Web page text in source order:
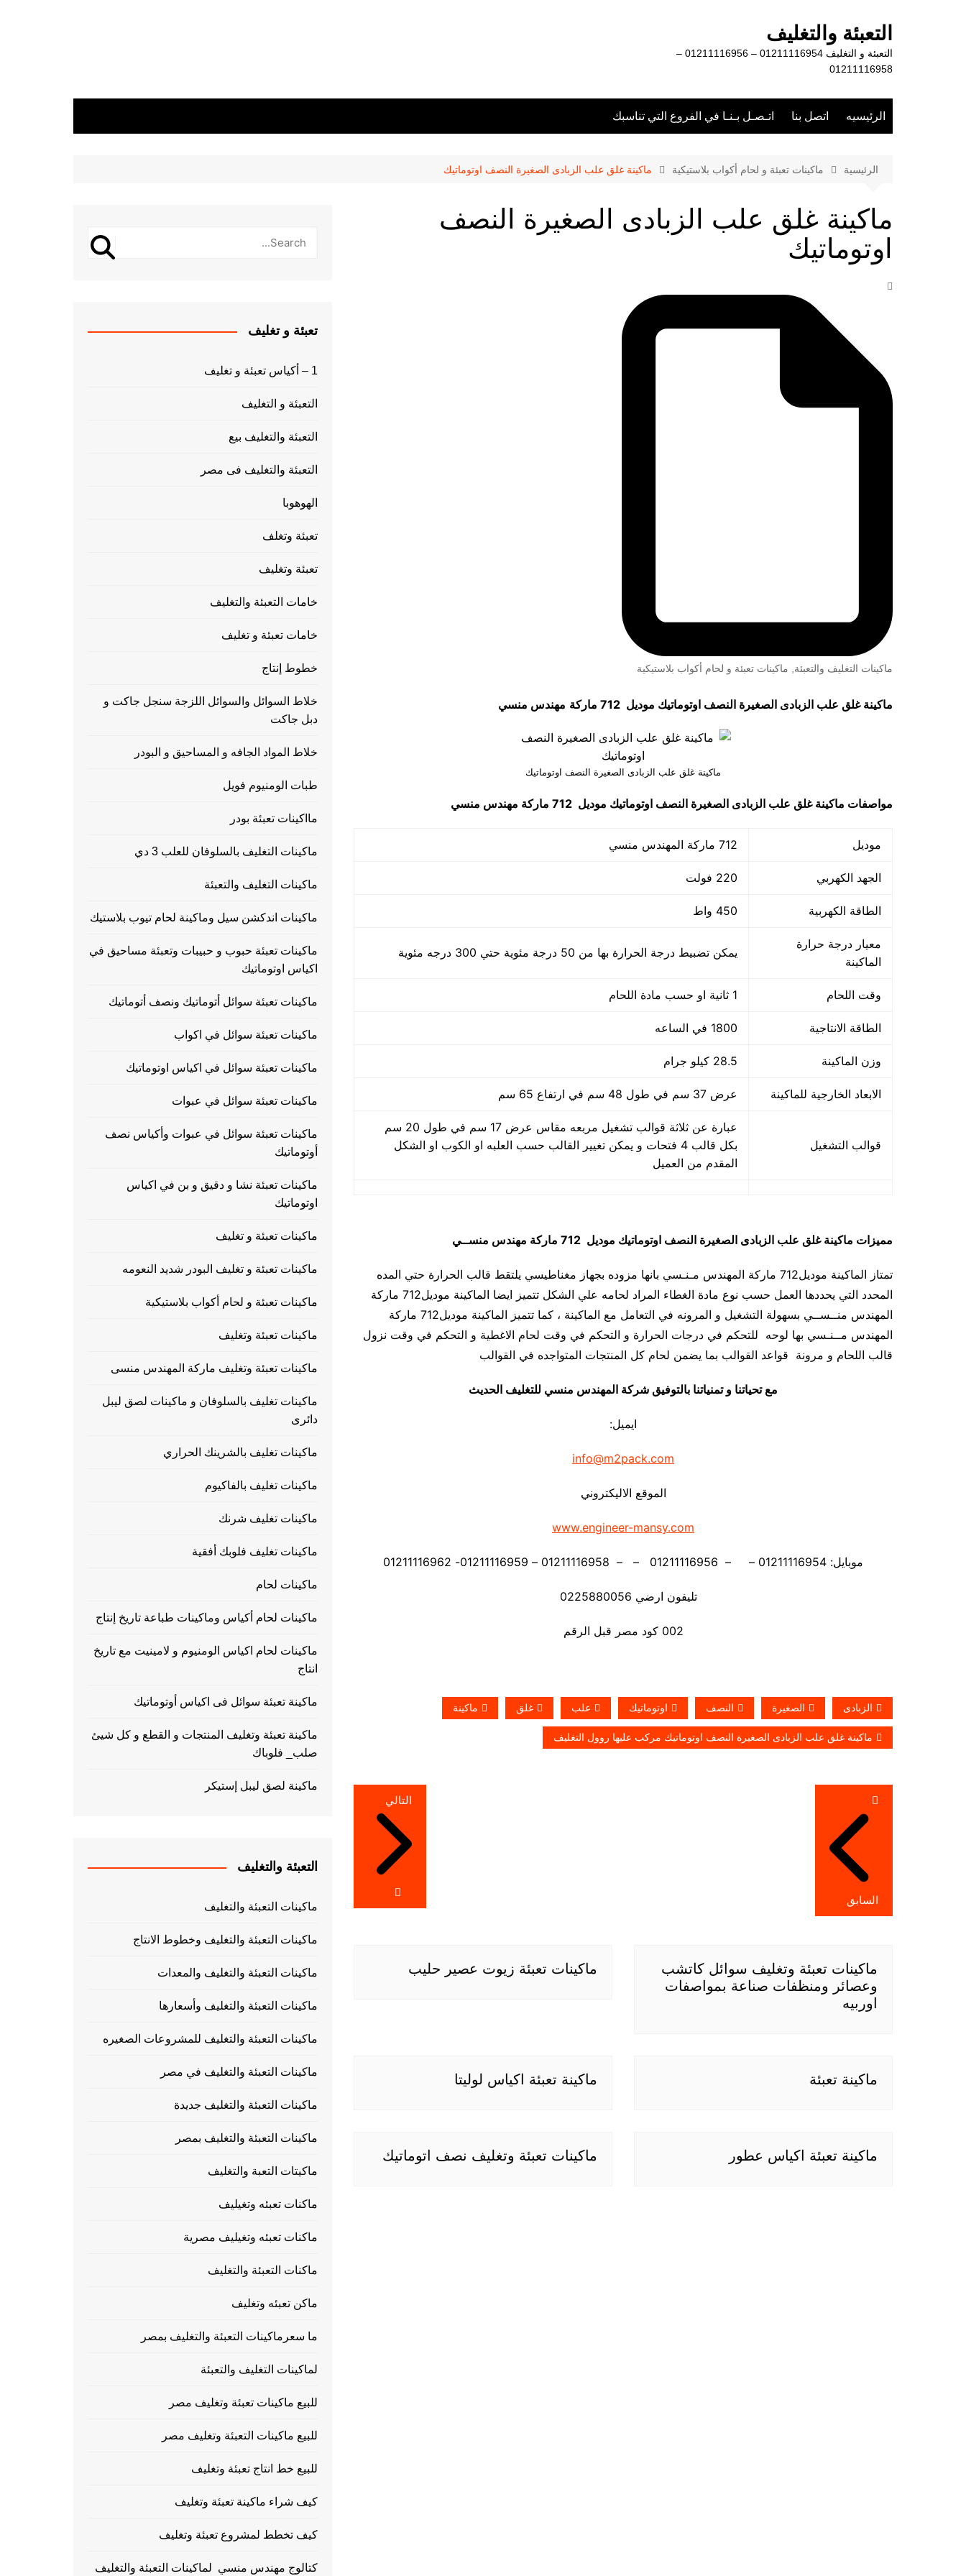
التعبئة والتغليف
التعبئة و التغليف 01211116954 – 01211116956 –
01211116958
الرئيسيه اتصل بنا اتـصـل بـنـا في الفروع التي تناسبك
الرئيسية ماكينات تعبئة و لحام أكواب بلاستيكية ماكينة غلق علب الزبادى الصغيرة النصف اوتوماتيك
ماكينة غلق علب الزبادى الصغيرة النصف
اوتوماتيك
ماكينات التغليف والتعبئة ماكينات تعبئة و لحام أكواب بلاستيكية
ماكينة غلق علب الزبادى الصغيرة النصف اوتوماتيك موديل 712 ماركة مهندس منسي
ماكينة غلق علب الزبادى الصغيرة النصف اوتوماتيك
مواصفات ماكينة غلق علب الزبادى الصغيرة النصف اوتوماتيك موديل 712 ماركة مهندس منسي
موديل 712 ماركة المهندس منسي
الجهد الكهربي 220 فولت
الطاقة الكهربية 450 واط
معيار درجة حرارة
الماكينة
يمكن تضبيط درجة الحرارة بها من 50 درجة مئوية حتي 300 درجه مئوية
وقت اللحام 1 ثانية او حسب مادة اللحام
الطاقة الانتاجية 1800 في الساعه
وزن الماكينة 28.5 كيلو جرام
الابعاد الخارجية للماكينة عرض 37 سم في طول 48 سم في ارتفاع 65 سم
قوالب التشغيل
عبارة عن ثلاثة قوالب تشغيل مربعه مقاس عرض 17 سم في طول 20 سم
بكل قالب 4 فتحات و يمكن تغيير القالب حسب العلبه او الكوب او الشكل
المقدم من العميل
مميزات ماكينة غلق علب الزبادى الصغيرة النصف اوتوماتيك موديل 712 ماركة مهندس منســي
تمتاز الماكينة موديل712 ماركة المهندس مـنـسي بانها مزوده بجهاز مغناطيسي يلتقط قالب الحرارة حتي المده
المحدد التي يحددها العمل حسب نوع مادة الغطاء المراد لحامه علي الشكل تتميز ايضا الماكينة موديل712 ماركة
المهندس منــســي بسهولة التشغيل و المرونه في التعامل مع الماكينة ، كما تتميز الماكينة موديل712 ماركة
المهندس مــنـسي بها لوحه للتحكم في درجات الحرارة و التحكم في وقت لحام الاغطية و التحكم في وقت نزول
قالب اللحام و مرونة قواعد القوالب بما يضمن لحام كل المنتجات المتواجده في القوالب
مع تحياتنا و تمنياتنا بالتوفيق شركة المهندس منسي للتغليف الحديث
ايميل:
info@m2pack.com
الموقع الاليكتروني
www.engineer-mansy.com
موبايل: 01211116954 – – 01211116956 – – 01211116958 – 01211116959- 01211116962
تليفون ارضي 0225880056
002 كود مصر قبل الرقم
الزبادى الصغيرة النصف اوتوماتيك علب غلق ماكينة
ماكينة غلق علب الزبادى الصغيرة النصف اوتوماتيك مركب عليها روول التغليف
تصفّح
المقالات
السابق
التالي
ماكينات تعبئة وتغليف سوائل كاتشب
وعصائر ومنظفات صناعة بمواصفات
اوربيه
ماكينات تعبئة زيوت عصير حليب
ماكينة تعبئة ماكينة تعبئة اكياس لوليتا
ماكينة تعبئة اكياس عطور ماكينات تعبئة وتغليف نصف اتوماتيك
تعبئة و تغليف
1 – أكياس تعبئة و تغليف
التعبئة و التغليف
التعبئة والتغليف بيع
التعبئة والتغليف فى مصر
الهوهوبا
تعبئة وتغلف
تعبئة وتغليف
خامات التعبئة والتغليف
خامات تعبئة و تغليف
خطوط إنتاج
خلاط السوائل والسوائل اللزجة سنجل جاكت و
دبل جاكت
خلاط المواد الجافه و المساحيق و البودر
طبات الومنيوم فويل
مااكينات تعبئة بودر
ماكينات التغليف بالسلوفان للعلب 3 دي
ماكينات التغليف والتعبئة
ماكينات اندكشن سيل وماكينة لحام تيوب بلاستيك
ماكينات تعبئة حبوب و حبيبات وتعبئة مساحيق في
اكياس اوتوماتيك
ماكينات تعبئة سوائل أتوماتيك ونصف أتوماتيك
ماكينات تعبئة سوائل في اكواب
ماكينات تعبئة سوائل في اكياس اوتوماتيك
ماكينات تعبئة سوائل في عبوات
ماكينات تعبئة سوائل في عبوات وأكياس نصف
أوتوماتيك
ماكينات تعبئة نشا و دقيق و بن في اكياس
اوتوماتيك
ماكينات تعبئة و تغليف
ماكينات تعبئة و تغليف البودر شديد النعومه
ماكينات تعبئة و لحام أكواب بلاستيكية
ماكينات تعبئة وتغليف
ماكينات تعبئة وتغليف ماركة المهندس منسى
ماكينات تغليف بالسلوفان و ماكينات لصق ليبل
دائرى
ماكينات تغليف بالشرينك الحراري
ماكينات تغليف بالفاكيوم
ماكينات تغليف شرنك
ماكينات تغليف فلوبك أفقية
ماكينات لحام
ماكينات لحام أكياس وماكينات طباعة تاريخ إنتاج
ماكينات لحام اكياس الومنيوم و لامينيت مع تاريخ
انتاج
ماكينة تعبئة سوائل فى اكياس أوتوماتيك
ماكينة تعبئة وتغليف المنتجات و القطع و كل شيئ
صلب_ فلوباك
ماكينة لصق ليبل إستيكر
التعبئة والتغليف
ماكينات التعبئة والتغليف
ماكينات التعبئة والتغليف وخطوط الانتاج
ماكينات التعبئة والتغليف والمعدات
ماكينات التعبئة والتغليف وأسعارها
ماكينات التعبئة والتغليف للمشروعات الصغيره
ماكينات التعبئة والتغليف في مصر
ماكينات التعبئة والتغليف جديدة
ماكينات التعبئة والتغليف بمصر
ماكيتات التعبة والتغليف
ماكنات تعبئه وتغيليف
ماكنات تعبئه وتغيليف مصرية
ماكنات التعبئة والتغليف
ماكن تعبئه وتغليف
ما سعرماكينات التعبئة والتغليف بمصر
لماكينات التغليف والتعبئة
للبيع ماكينات تعبئة وتغليف مصر
للبيع ماكينات التعبئة وتغليف مصر
للبيع خط انتاج تعبئة وتغليف
كيف شراء ماكينة تعبئة وتغليف
كيف تخطط لمشروع تعبئة وتغليف
كتالوج مهندس منسي لماكينات التعبئة والتغليف